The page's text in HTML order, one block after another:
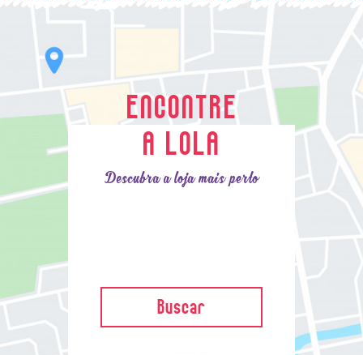
ENCONTRE
A LOLA
Descubra a loja mais perto
Buscar